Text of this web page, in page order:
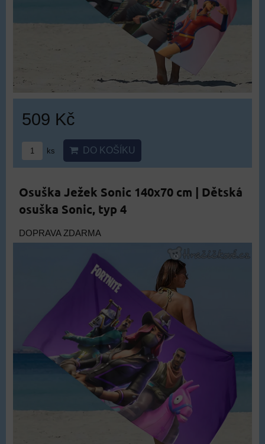
509 Kč
ks DO KOŠÍKU
Osuška Ježek Sonic 140x70 cm | Dětská
osuška Sonic, typ 4
DOPRAVA ZDARMA